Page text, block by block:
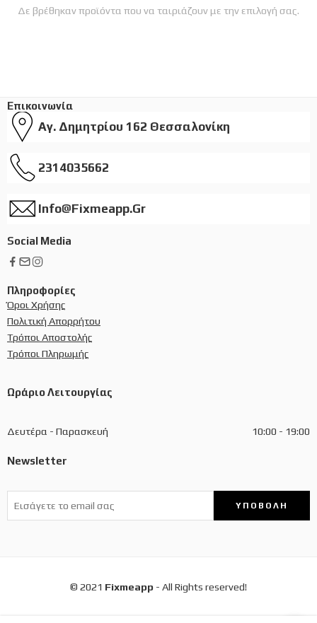
Δε βρέθηκαν προϊόντα που να ταιριάζουν με την επιλογή σας.
Επικοινωνία
Αγ. Δημητρίου 162 Θεσσαλονίκη
2314035662
Info@fixmeapp.gr
Social Media
Πληροφορίες
Όροι Χρήσης
Πολιτική Απορρήτου
Τρόποι Αποστολής
Τρόποι Πληρωμής
Ωράριο Λειτουργίας
Δευτέρα - Παρασκευή 10:00 - 19:00
Newsletter
© 2021 Fixmeapp - All Rights reserved!